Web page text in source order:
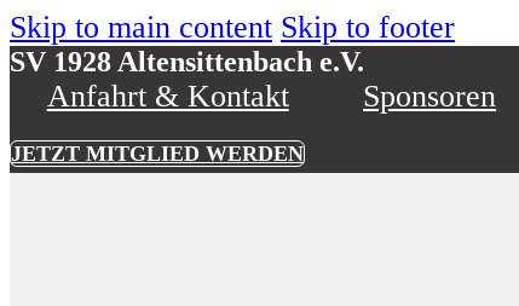
Skip to main content Skip to footer
SV 1928 Altensittenbach e.V.
Anfahrt & Kontakt Sponsoren
JETZT MITGLIED WERDEN